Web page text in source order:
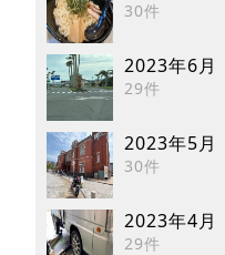
30件
2023年6月
29件
2023年5月
30件
2023年4月
29件